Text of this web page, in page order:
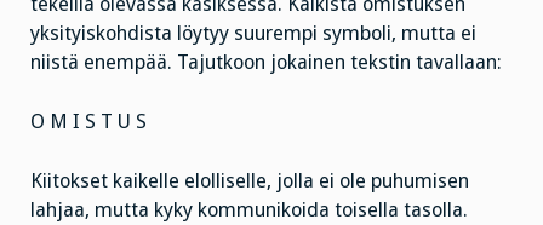
tekeillä olevassa käsiksessä. Kaikista omistuksen
yksityiskohdista löytyy suurempi symboli, mutta ei
niistä enempää. Tajutkoon jokainen tekstin tavallaan:
O M I S T U S
Kiitokset kaikelle elolliselle, jolla ei ole puhumisen
lahjaa, mutta kyky kommunikoida toisella tasolla.